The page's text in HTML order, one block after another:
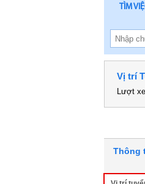
TÌM
Vị trí
Lượt
Thông